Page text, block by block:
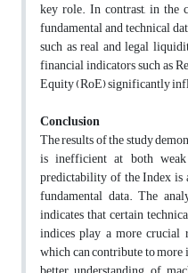
key role. In contrast, in the
fundamental and technical
such as real and legal
financial indicators such as
Equity (RoE) significantly
Conclusion
The results of the study
is inefficient at both
predictability of the Index is
fundamental data. The
indicates that certain
indices play a more
which can contribute to